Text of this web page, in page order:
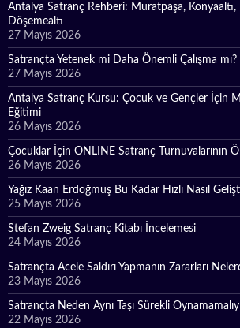
Antalya Satranç Rehberi: Muratpaşa, Konyaaltı,
Döşemealtı
27 Mayıs 2026
Satrançta Yetenek mi Daha Önemli Çalışma mı?
27 Mayıs 2026
Antalya Satranç Kursu: Çocuk ve Gençler İçin
Eğitimi
26 Mayıs 2026
Çocuklar İçin ONLINE Satranç Turnuvalarının
26 Mayıs 2026
Yağız Kaan Erdoğmuş Bu Kadar Hızlı Nasıl
25 Mayıs 2026
Stefan Zweig Satranç Kitabı İncelemesi
24 Mayıs 2026
Satrançta Acele Saldırı Yapmanın Zararları
23 Mayıs 2026
Satrançta Neden Aynı Taşı Sürekli
22 Mayıs 2026